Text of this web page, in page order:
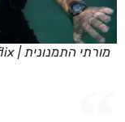
מורתי התמנונית | My Octopus Teacher | Netflix | צילום מסך